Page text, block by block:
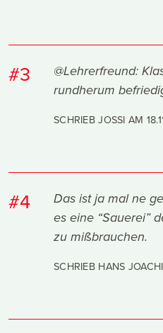
#3
@Lehrerfreund:
rundherum
SCHRIEB JOSSI AM
#4
Das ist ja mal ne
es eine “Sauerei”
zu mißbrauchen.
SCHRIEB HANS